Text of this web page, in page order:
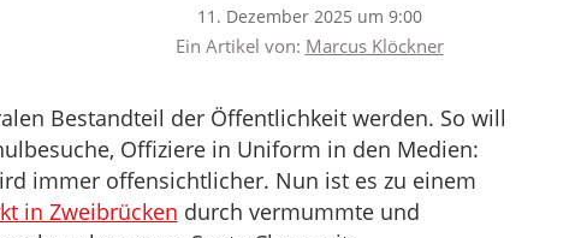
11. Dezember 2025 um 9:00
Ein Artikel von: Marcus Klöckner
Bestandteil der Öffentlichkeit werden. So will
Offiziere in Uniform in den Medien:
immer offensichtlicher. Nun ist es zu einem
in Zweibrücken durch vermummte und